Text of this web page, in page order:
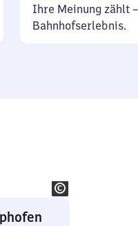
Ihre Meinung zählt
Bahnhofserlebnis.